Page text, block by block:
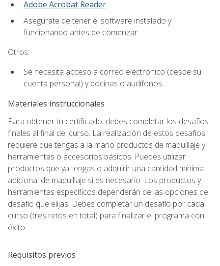
Adobe Acrobat Reader
Asegúrate de tener el software instalado y
funcionando antes de comenzar.
Otros:
Se necesita acceso a correo electrónico (desde su
cuenta personal) y bocinas o audífonos.
Materiales instruccionales
Para obtener tu certificado, debes completar los desafíos
finales al final del curso. La realización de estos desafíos
requiere que tengas a la mano productos de maquillaje y
herramientas o accesorios básicos. Puedes utilizar
productos que ya tengas o adquirir una cantidad mínima
adicional de maquillaje si es necesario. Los productos y
herramientas específicos dependerán de las opciones del
desafío que elijas. Debes completar un desafío por cada
curso (tres retos en total) para finalizar el programa con
éxito.
Requisitos previos